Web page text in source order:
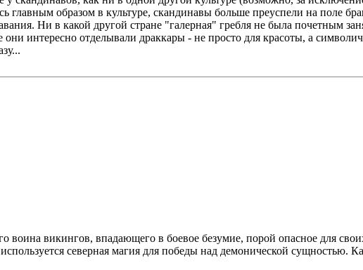
главным образом в культуре, скандинавы больше преуспели на поле
Ни в какой другой стране "галерная" гребля не была почетным
интересно отделывали драккары - не просто для красоты, а
воина викингов, впадающего в боевое безумие, порой опасное для
северная магия для победы над демонической сущностью.